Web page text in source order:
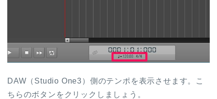
DAW（Studio One3）側のテンポを表示させます。こ
ちらのボタンをクリックしましょう。